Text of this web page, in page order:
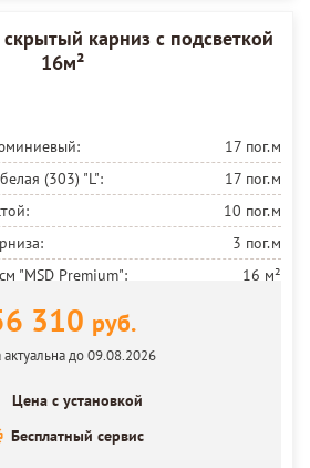
карниз с подсветкой
16м²
17 пог.м
(303) "L":
17 пог.м
10 пог.м
3 пог.м
"MSD Premium":
16 м²
310 руб.
до 09.08.2026
Цена с установкой
Бесплатный сервис